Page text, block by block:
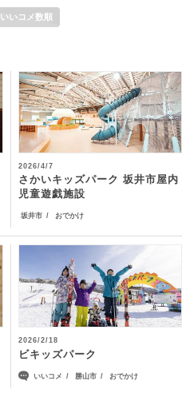
いいコメ数順
2026/4/7
さかいキッズパーク 坂井市屋内
児童遊戯施設
坂井市 おでかけ
2026/2/18
ビキッズパーク
いいコメ 勝山市 おでかけ